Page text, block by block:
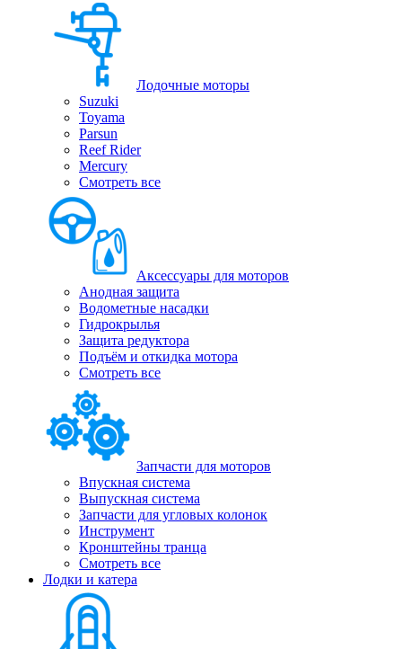
Лодочные моторы
Suzuki
Toyama
Parsun
Reef Rider
Mercury
Смотреть все
Аксессуары для моторов
Анодная защита
Водометные насадки
Гидрокрылья
Защита редуктора
Подъём и откидка мотора
Смотреть все
Запчасти для моторов
Впускная система
Выпускная система
Запчасти для угловых колонок
Инструмент
Кронштейны транца
Смотреть все
Лодки и катера